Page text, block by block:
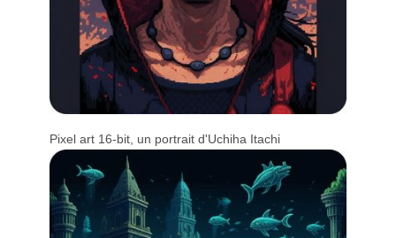
Pixel art 16-bit, un portrait d'Uchiha Itachi